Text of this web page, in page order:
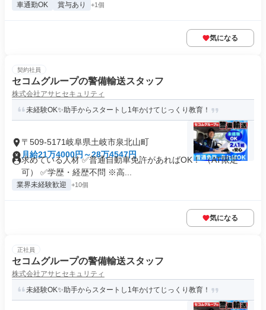
車通勤OK 賞与あり +1個
気になる
契約社員
セコムグループの警備輸送スタッフ
株式会社アサヒセキュリティ
未経験OK✨助手からスタートし1年かけてじっくり教育！
〒509-5171岐阜県土岐市泉北山町
月給21万4000円～28万4547円
求めている人材 ✅普通自動車免許があればOK！ （AT限定
可） ✅学歴・経歴不問 ※高...
業界未経験歓迎 +10個
気になる
正社員
セコムグループの警備輸送スタッフ
株式会社アサヒセキュリティ
未経験OK✨助手からスタートし1年かけてじっくり教育！